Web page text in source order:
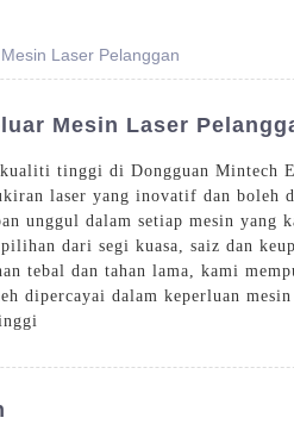
Laser Pelanggan
Mesin Laser
tinggi di Dongguan Mintech
laser yang inovatif dan boleh
unggul dalam setiap mesin
dari segi kuasa, saiz dan
tebal dan tahan lama, kami
dipercayai dalam keperluan